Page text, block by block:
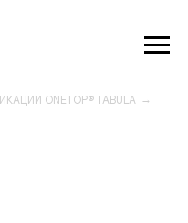
ONETOP® TABULA →